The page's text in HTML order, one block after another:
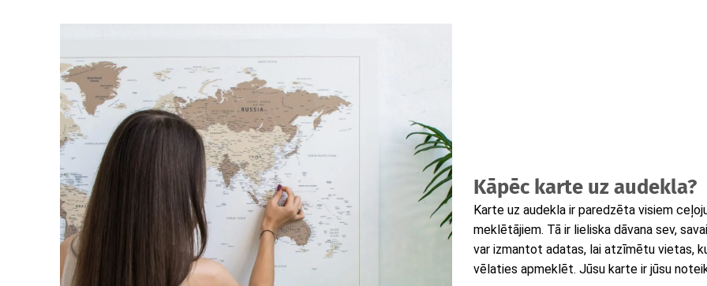
Kāpēc karte uz audekla?
Karte uz audekla ir paredzēta visiem
meklētājiem. Tā ir lieliska dāvana sev,
var izmantot adatas, lai atzīmētu vietas,
vēlaties apmeklēt. Jūsu karte ir jūsu